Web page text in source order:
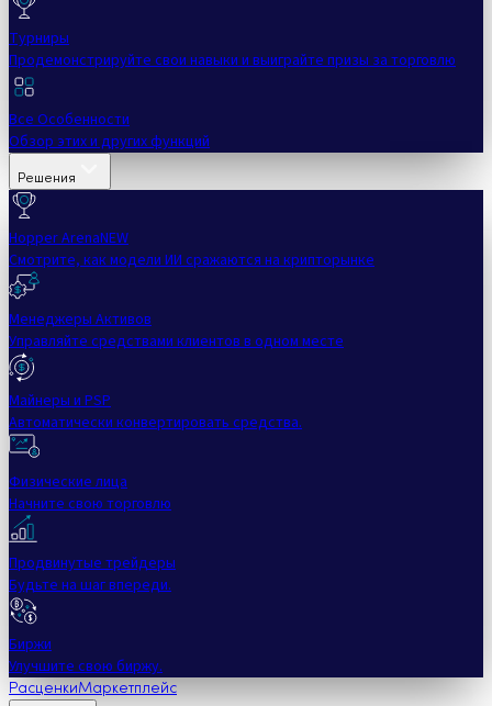
Турниры
Продемонстрируйте свои навыки и выиграйте призы за торговлю
Все Особенности
Обзор этих и других функций
Решения
Hopper ArenaNEW
Смотрите, как модели ИИ сражаются на крипторынке
Менеджеры Активов
Управляйте средствами клиентов в одном месте
Майнеры и PSP
Автоматически конвертировать средства.
Физические лица
Начните свою торговлю
Продвинутые трейдеры
Будьте на шаг впереди.
Биржи
Улучшите свою биржу.
РасценкиМаркетплейс